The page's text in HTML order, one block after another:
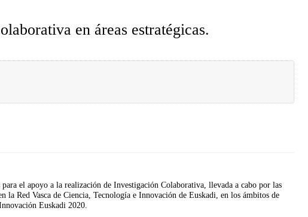
en áreas estratégicas.
el apoyo a la realización de Investigación Colaborativa, llevada a cabo por las
la Red Vasca de Ciencia, Tecnología e Innovación de Euskadi, en los ámbitos de
Euskadi 2020.